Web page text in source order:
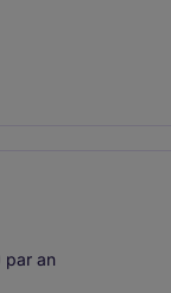
par an